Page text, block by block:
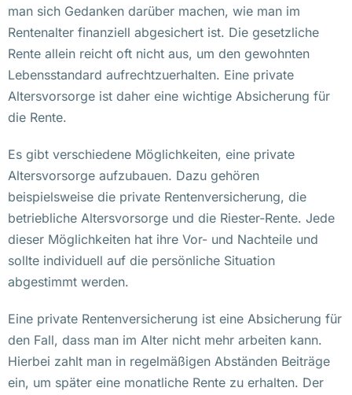
man sich Gedanken darüber machen, wie man im
Rentenalter finanziell abgesichert ist. Die gesetzliche
Rente allein reicht oft nicht aus, um den gewohnten
Lebensstandard aufrechtzuerhalten. Eine private
Altersvorsorge ist daher eine wichtige Absicherung für
die Rente.
Es gibt verschiedene Möglichkeiten, eine private
Altersvorsorge aufzubauen. Dazu gehören
beispielsweise die private Rentenversicherung, die
betriebliche Altersvorsorge und die Riester-Rente. Jede
dieser Möglichkeiten hat ihre Vor- und Nachteile und
sollte individuell auf die persönliche Situation
abgestimmt werden.
Eine private Rentenversicherung ist eine Absicherung für
den Fall, dass man im Alter nicht mehr arbeiten kann.
Hierbei zahlt man in regelmäßigen Abständen Beiträge
ein, um später eine monatliche Rente zu erhalten. Der